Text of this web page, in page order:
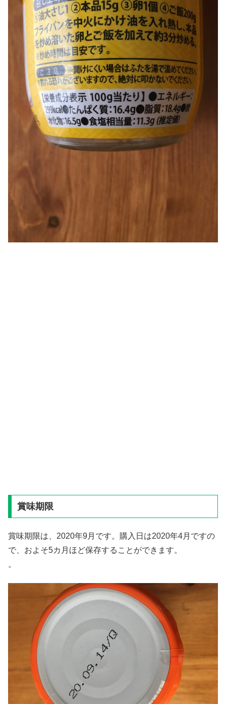
賞味期限
賞味期限は、2020年9月です。購入日は2020年4月ですの
で、およそ5カ月ほど保存することができます。
。